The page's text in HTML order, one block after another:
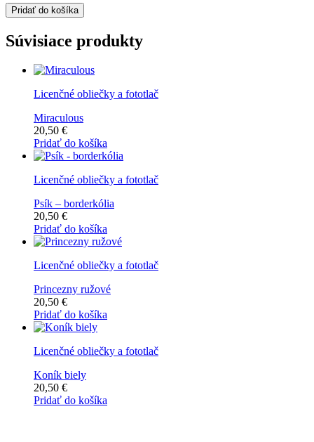
Pridať do košíka
Súvisiace produkty
Licenčné obliečky a fototlač
Miraculous
20,50 €
Pridať do košíka
Licenčné obliečky a fototlač
Psík – borderkólia
20,50 €
Pridať do košíka
Licenčné obliečky a fototlač
Princezny ružové
20,50 €
Pridať do košíka
Licenčné obliečky a fototlač
Koník biely
20,50 €
Pridať do košíka